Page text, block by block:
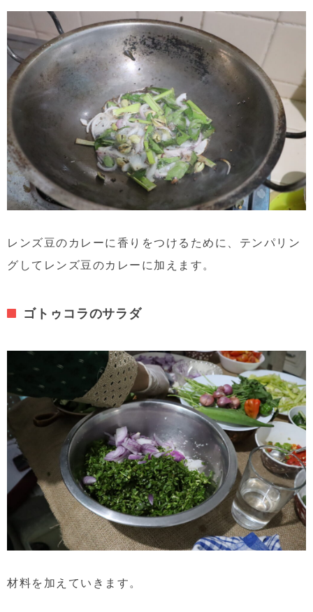
レンズ豆のカレーに香りをつけるために、テンパリン
グしてレンズ豆のカレーに加えます。
ゴトゥコラのサラダ
材料を加えていきます。